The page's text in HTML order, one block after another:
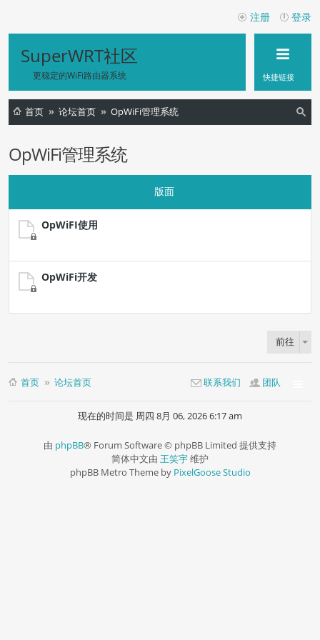
登录
注册
SuperWRT社区
更稳定的WiFi路由器系统 快捷链接
首页 论坛首页
OpWiFi管理系统
OpWiFi管理系统
版面
OpWiFI使用
OpWiFi开发
前往
首页 论坛首页 团队
联系我们
现在的时间是 周四 8月 06, 2026 6:17 am
由 phpBB® Forum Software © phpBB Limited 提供支持
简体中文由 王笑宇维护
phpBB Metro Theme by PixelGoose Studio